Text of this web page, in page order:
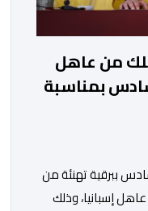
من عاهل
بمناسبة
ببرقية تهنئة من
إسبانيا، وذلك